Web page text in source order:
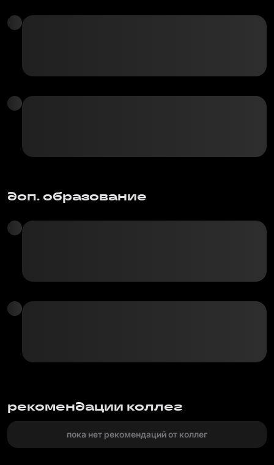
доп. образование
рекомендации коллег
пока нет рекомендаций от коллег